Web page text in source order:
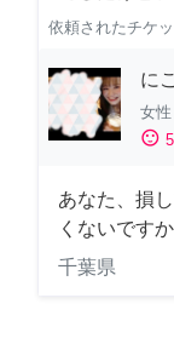
依頼されたチケッ
に
女性
sentiment_satisfied 5
あなた、損
くないですか
千葉県